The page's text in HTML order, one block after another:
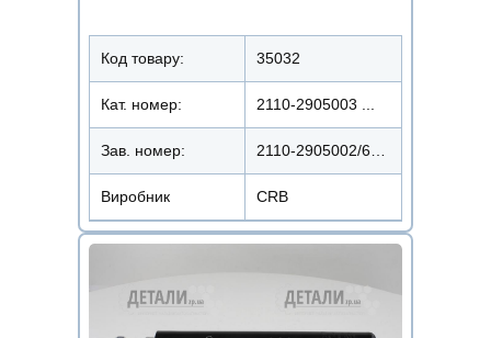
Код товару: 35032
Кат. номер: 2110-2905003 ...
Зав. номер:
Виробник CRB